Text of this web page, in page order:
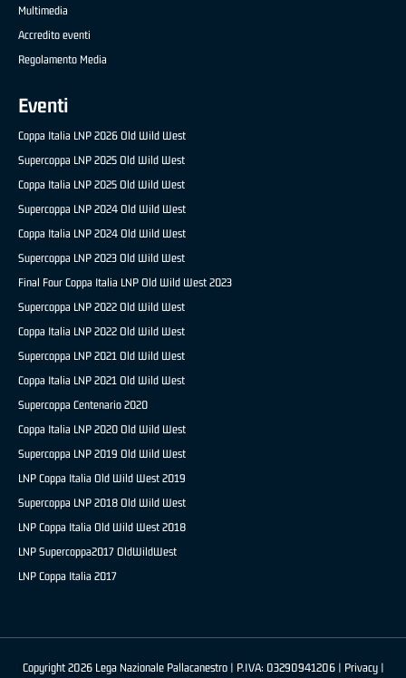
Multimedia
Accredito eventi
Regolamento Media
Eventi
Coppa Italia LNP 2026 Old Wild West
Supercoppa LNP 2025 Old Wild West
Coppa Italia LNP 2025 Old Wild West
Supercoppa LNP 2024 Old Wild West
Coppa Italia LNP 2024 Old Wild West
Supercoppa LNP 2023 Old Wild West
Final Four Coppa Italia LNP Old Wild West 2023
Supercoppa LNP 2022 Old Wild West
Coppa Italia LNP 2022 Old Wild West
Supercoppa LNP 2021 Old Wild West
Coppa Italia LNP 2021 Old Wild West
Supercoppa Centenario 2020
Coppa Italia LNP 2020 Old Wild West
Supercoppa LNP 2019 Old Wild West
LNP Coppa Italia Old Wild West 2019
Supercoppa LNP 2018 Old Wild West
LNP Coppa Italia Old Wild West 2018
LNP Supercoppa2017 OldWildWest
LNP Coppa Italia 2017
Copyright 2026 Lega Nazionale Pallacanestro | P.IVA: 03290941206 | Privacy|